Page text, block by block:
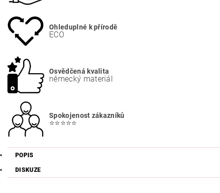
Ohleduplné k přírodě
ECO
Osvědčená kvalita
německý materiál
Spokojenost zákazníků
⭐⭐⭐⭐⭐
POPIS
DISKUZE